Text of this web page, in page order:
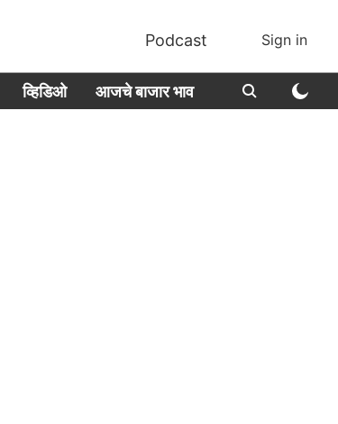
Podcast Sign in
व्हिडिओ आजचे बाजार भाव